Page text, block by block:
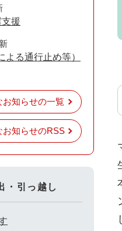
援
よる通行止め等）
お知らせの一覧
お知らせのRSS
・引っ越し